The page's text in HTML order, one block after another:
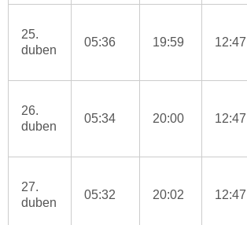
25.
duben
05:36 19:59 12:47
26.
duben
05:34 20:00 12:47
27.
duben
05:32 20:02 12:47